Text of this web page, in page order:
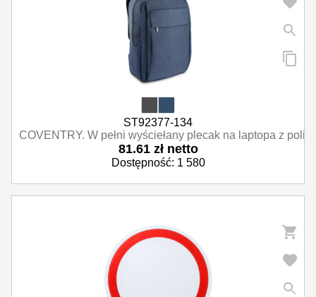
Okazjonalne i upominkowe
ST92377-134
COVENTRY. W pełni wyściełany plecak na laptopa z
81.61 zł netto
Dostępność: 1 580